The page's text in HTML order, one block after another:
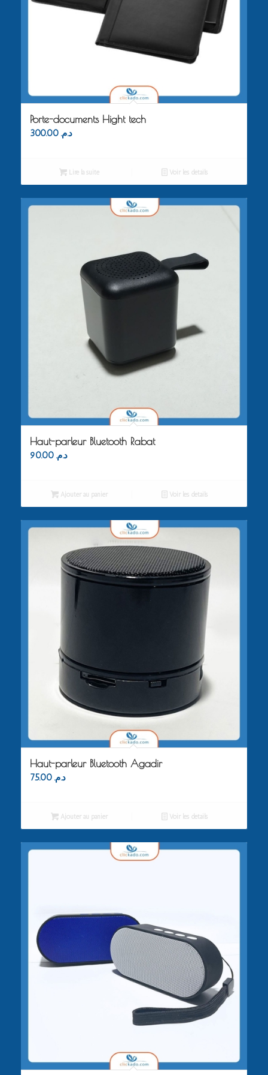
Porte-documents Hight tech
د.م. 300.00
Lire la suite Voir les détails
Haut-parleur Bluetooth Rabat
د.م. 90.00
Ajouter au panier Voir les détails
Haut-parleur Bluetooth Agadir
د.م. 75.00
Ajouter au panier Voir les détails